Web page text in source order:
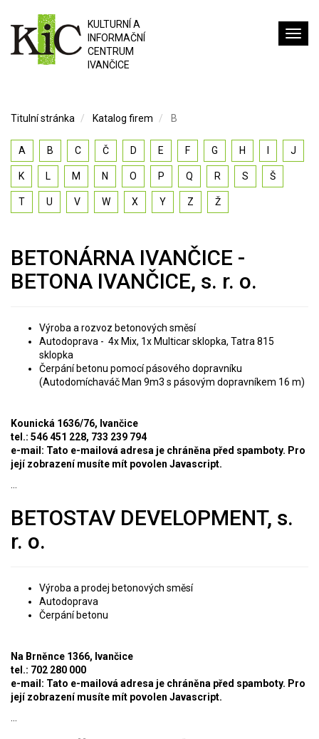
KULTURNÍ A
INFORMAČNÍ
CENTRUM
IVANČICE
Titulní stránka Katalog firem B
A B C Č D E F G H J
K L M N O P Q R S Š
T U V W X Y Z Ž
BETONÁRNA IVANČICE -
BETONA IVANČICE, s. r. o.
Výroba a rozvoz betonových směsí
Autodoprava - 4x Mix, 1x Multicar sklopka, Tatra 815
sklopka
Čerpání betonu pomocí pásového dopravníku
(Autodomíchaváč Man 9m3 s pásovým dopravníkem 16 m)
Kounická 1636/76, Ivančice
tel.: 546 451 228, 733 239 794
e-mail: Tato e-mailová adresa je chráněna před spamboty. Pro
její zobrazení musíte mít povolen Javascript.
BETOSTAV DEVELOPMENT, s.
r. o.
Výroba a prodej betonových směsí
Autodoprava
Čerpání betonu
Na Brněnce 1366, Ivančice
tel.: 702 280 000
e-mail: Tato e-mailová adresa je chráněna před spamboty. Pro
její zobrazení musíte mít povolen Javascript.